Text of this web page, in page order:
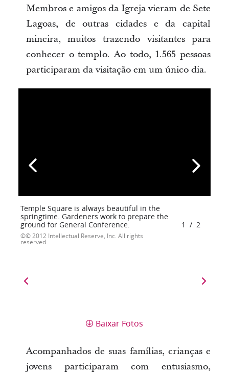
Membros e amigos da Igreja vieram de Sete
Lagoas, de outras cidades e da capital
mineira, muitos trazendo visitantes para
conhecer o templo. Ao todo, 1.565 pessoas
participaram da visitação em um único dia.
Temple Square is always beautiful in the
springtime. Gardeners work to prepare the
ground for General Conference.
© 2012 Intellectual Reserve, Inc. All rights
reserved.
1 / 2
Baixar Fotos
Acompanhados de suas famílias, crianças e
jovens participaram com entusiasmo,